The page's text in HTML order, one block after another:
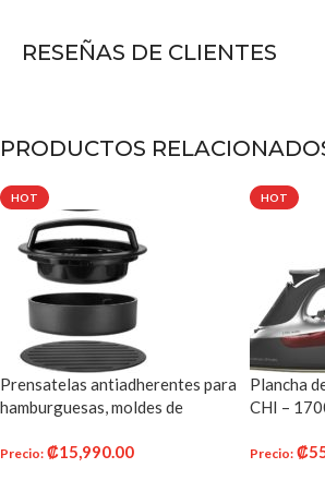
RESEÑAS DE CLIENTES
PRODUCTOS
HOT
Prensatelas antiadherentes para
hamburguesas, moldes de
revestimiento antiadherente,
Precio: ₡15,990.00
HOT
Plancha
CHI –
más de
Precio: ₡